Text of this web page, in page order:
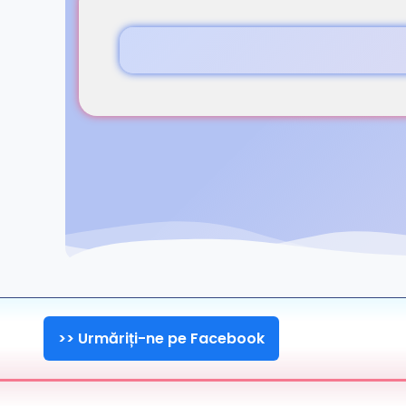
>> Urmăriți-ne pe Facebook